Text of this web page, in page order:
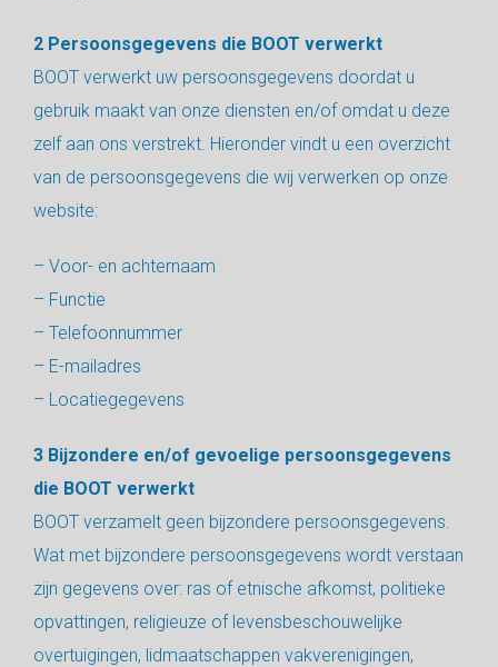
2 Persoonsgegevens die BOOT verwerkt
BOOT verwerkt uw persoonsgegevens doordat u
gebruik maakt van onze diensten en/of omdat u deze
zelf aan ons verstrekt. Hieronder vindt u een overzicht
van de persoonsgegevens die wij verwerken op onze
website:
– Voor- en achternaam
– Functie
– Telefoonnummer
– E-mailadres
– Locatiegegevens
3 Bijzondere en/of gevoelige persoonsgegevens
die BOOT verwerkt
BOOT verzamelt geen bijzondere persoonsgegevens.
Wat met bijzondere persoonsgegevens wordt verstaan
zijn gegevens over: ras of etnische afkomst, politieke
opvattingen, religieuze of levensbeschouwelijke
overtuigingen, lidmaatschappen vakverenigingen,